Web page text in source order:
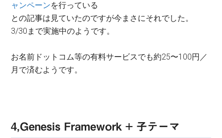
ャンペーンを行っている
との記事は見ていたのですが今まさにそれでした。
3/30まで実施中のようです。
お名前ドットコム等の有料サービスでも約25〜100円／
月で済むようです。
4,Genesis Framework + 子テーマ